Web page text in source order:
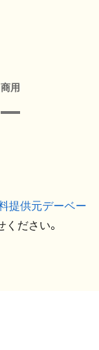
商用
提供元デーベー
ください。